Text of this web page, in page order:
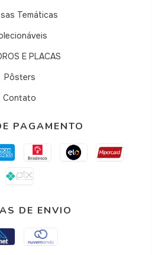
Temáticas
E PLACAS
Pôsters
Contato
PAGAMENTO
DE ENVIO